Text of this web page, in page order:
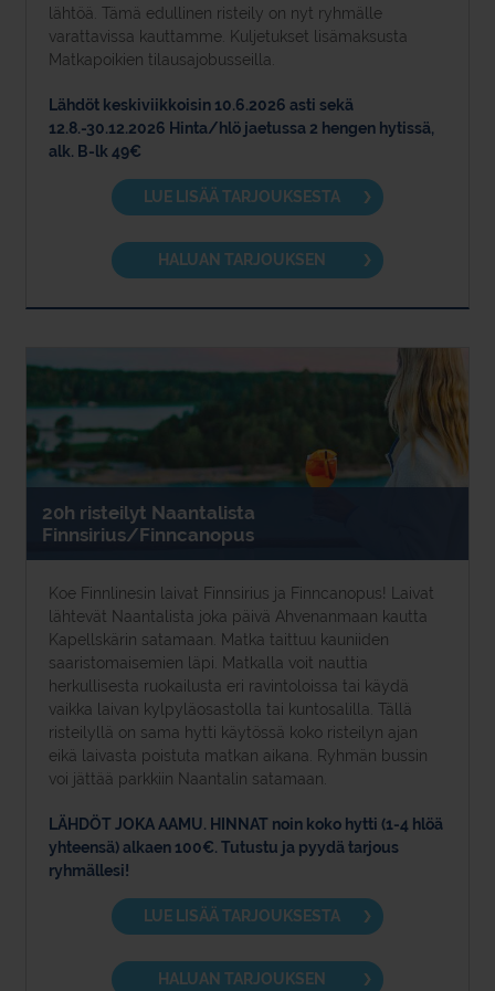
lähtöä. Tämä edullinen risteily on nyt ryhmälle
varattavissa kauttamme. Kuljetukset lisämaksusta
Matkapoikien tilausajobusseilla.
Lähdöt keskiviikkoisin 10.6.2026 asti sekä
12.8.-30.12.2026 Hinta/hlö jaetussa 2 hengen hytissä,
alk. B-lk 49€
LUE LISÄÄ TARJOUKSESTA
HALUAN TARJOUKSEN
20h risteilyt Naantalista
Finnsirius/Finncanopus
Koe Finnlinesin laivat Finnsirius ja Finncanopus! Laivat
lähtevät Naantalista joka päivä Ahvenanmaan kautta
Kapellskärin satamaan. Matka taittuu kauniiden
saaristomaisemien läpi. Matkalla voit nauttia
herkullisesta ruokailusta eri ravintoloissa tai käydä
vaikka laivan kylpyläosastolla tai kuntosalilla. Tällä
risteilyllä on sama hytti käytössä koko risteilyn ajan
eikä laivasta poistuta matkan aikana. Ryhmän bussin
voi jättää parkkiin Naantalin satamaan.
LÄHDÖT JOKA AAMU. HINNAT noin koko hytti (1-4 hlöä
yhteensä) alkaen 100€. Tutustu ja pyydä tarjous
ryhmällesi!
LUE LISÄÄ TARJOUKSESTA
HALUAN TARJOUKSEN